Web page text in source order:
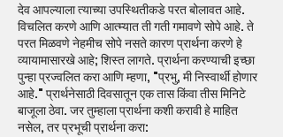
देव आपल्याला त्याच्या उपस्थितीकडे परत बोलावत आहे.
विचलित करणे आणि आत्म्यात ती गती गमावणे सोपे आहे. ते
परत मिळवणे नेहमीच सोपे नसते कारण प्रार्थना करणे हे
व्यायामासारखे आहे; शिस्त लागते. प्रार्थना करण्याची इच्छा
पुन्हा प्रज्वलित करा आणि म्हणा, "प्रभु, मी निस्वार्थी होणार
आहे." प्रार्थनेसाठी दिवसातून एक तास किंवा तीस मिनिटे
बाजूला ठेवा. जर तुम्हाला प्रार्थना कशी करावी हे माहित
नसेल, तर प्रभूची प्रार्थना करा: